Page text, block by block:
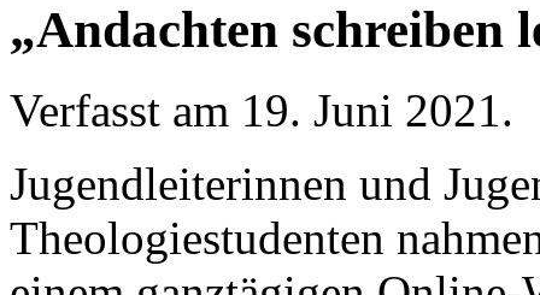
„Andachten schreiben
Verfasst am 19. Juni 2021.
Jugendleiterinnen und
Theologiestudenten